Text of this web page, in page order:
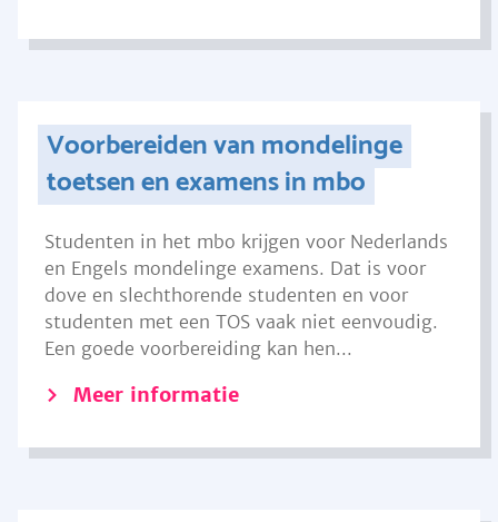
Voorbereiden van mondelinge
toetsen en examens in mbo
Studenten in het mbo krijgen voor Nederlands
en Engels mondelinge examens. Dat is voor
dove en slechthorende studenten en voor
studenten met een TOS vaak niet eenvoudig.
Een goede voorbereiding kan hen...
Meer informatie